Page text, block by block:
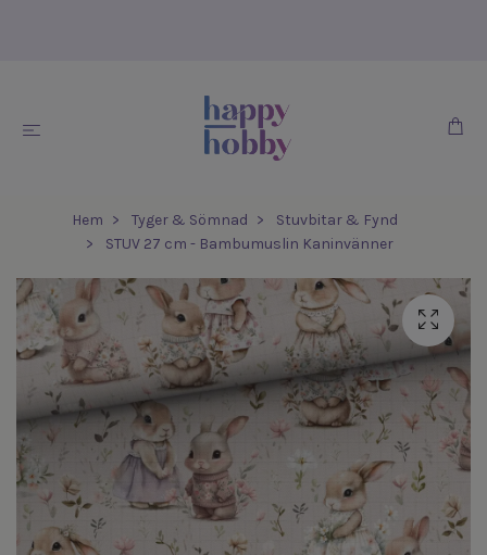
Hem Tyger & Sömnad
Stuvbitar & Fynd
STUV 27 cm - Bambumuslin Kaninvänner